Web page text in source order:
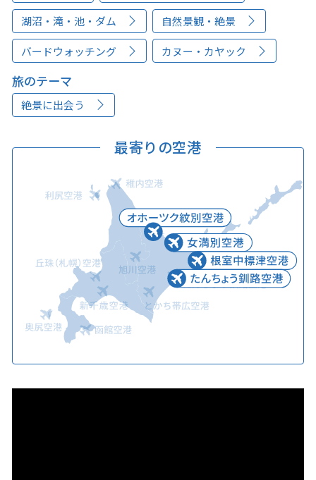
湖沼・滝・池・ダム 自然景観・絶景
バードウォッチング カヌー・カヤック
旅のテーマ
絶景に出会う
最寄りの空港